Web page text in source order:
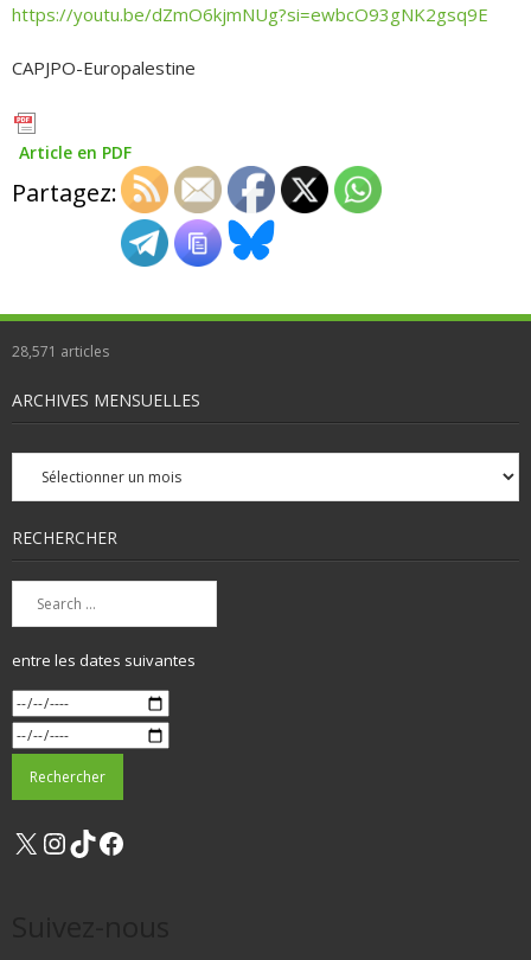
https://youtu.be/dZmO6kjmNUg?si=ewbcO93gNK2gsq9E
CAPJPO-Europalestine
Article en PDF
Partagez:
28,571 articles
ARCHIVES MENSUELLES
Archives
mensuelles
RECHERCHER
entre les dates suivantes
X Instagram
TikTok